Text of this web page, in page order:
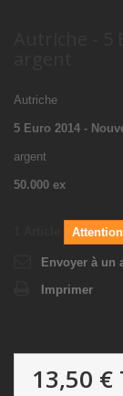
Autriche
5 Euro 2014 -
argent
50.000 ex
Envoyer à un
Imprimer
13,50 €